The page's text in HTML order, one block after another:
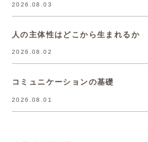
2026.08.03
人の主体性はどこから生まれるか
2026.08.02
コミュニケーションの基礎
2026.08.01